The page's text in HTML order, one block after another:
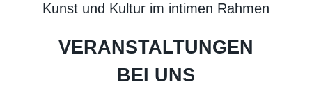
Kunst und Kultur im intimen Rahmen
VERANSTALTUNGEN
BEI UNS